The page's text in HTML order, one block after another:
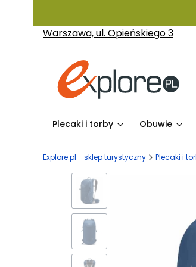
Warszawa, ul. Opieńskiego 3
Plecaki i torby Obuwie
Explore.pl - sklep turystyczny Plecaki i